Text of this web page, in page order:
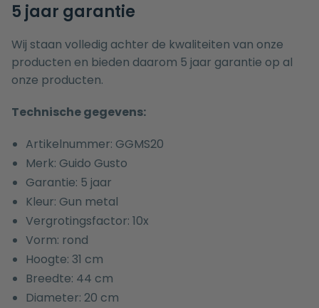
5 jaar garantie
Wij staan volledig achter de kwaliteiten van onze
producten en bieden daarom 5 jaar garantie op al
onze producten.
Technische gegevens:
Artikelnummer: GGMS20
Merk: Guido Gusto
Garantie: 5 jaar
Kleur: Gun metal
Vergrotingsfactor: 10x
Vorm: rond
Hoogte: 31 cm
Breedte: 44 cm
Diameter: 20 cm